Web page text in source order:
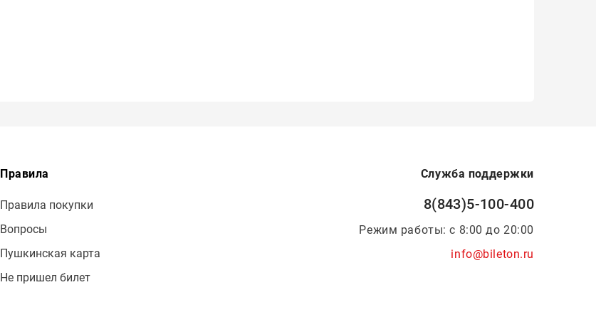
Правила
Правила покупки
Вопросы
Пушкинская карта
Не пришел билет
Служба поддержки
8(843)5-100-400
Режим работы: с 8:00 до 20:00
info@bileton.ru